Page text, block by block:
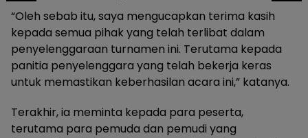
“Oleh sebab itu, saya mengucapkan terima kasih
kepada semua pihak yang telah terlibat dalam
penyelenggaraan turnamen ini. Terutama kepada
panitia penyelenggara yang telah bekerja keras
untuk memastikan keberhasilan acara ini,” katanya.
Terakhir, ia meminta kepada para peserta,
terutama para pemuda dan pemudi yang